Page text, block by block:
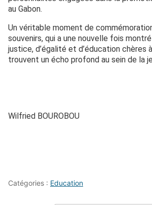
au Gabon.
Un véritable moment de
souvenirs, qui a une nouvelle fois
justice, d’égalité et d’éducation chères
trouvent un écho profond au sein de la
Wilfried BOUROBOU
Catégories : Education